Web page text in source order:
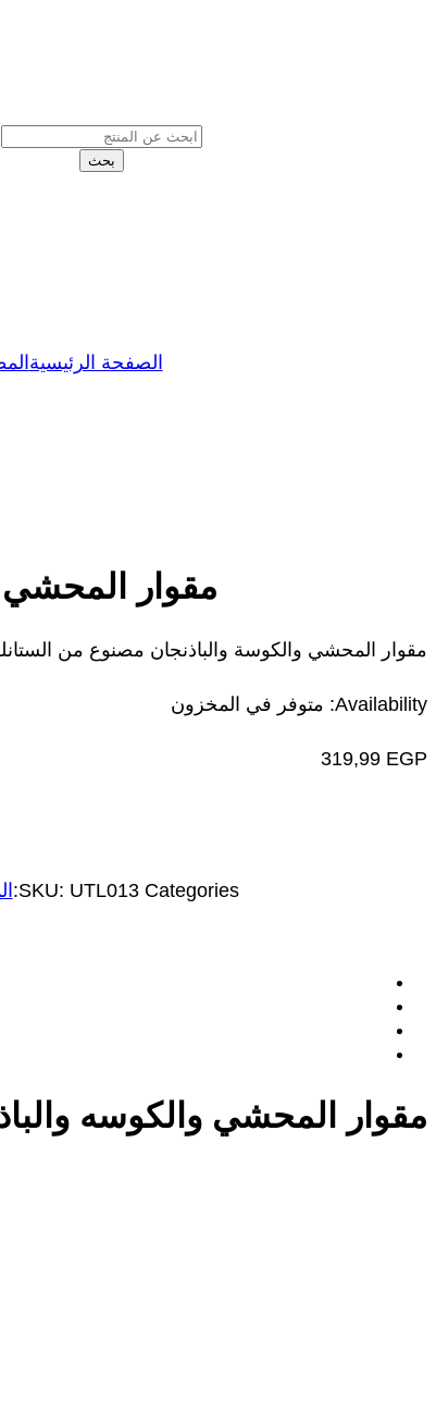
Products
Searchبحث
الصفحة الرئيسية
مقوار المحشي
مقوار المحشي والكوسة والباذنجان مصنوع من
Availability: متوفر في المخزون
319,99 EGP
SKU: UTL013 Categories:
مقوار المحشي والكوسه